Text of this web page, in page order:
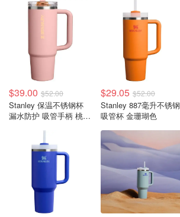
$39.00 $52.00
Stanley 保温不锈钢杯
漏水防护 吸管手柄 桃粉
$29.05 $52.00
Stanley 887毫升不锈钢
吸管杯 金珊瑚色